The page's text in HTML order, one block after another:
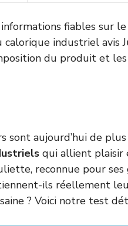
informations fiables sur
calorique industriel
du produit et
sont aujourd’hui de
qui allient plaisir
reconnue pour
ils réellement
? Voici notre test